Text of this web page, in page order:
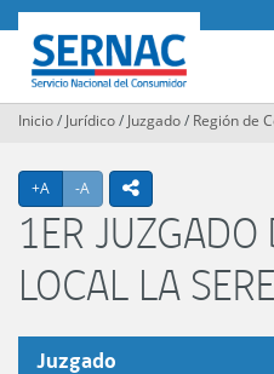
Contenido
principalSERNAC
Inicio/ Jurídico/ Juzgado/ Región de
+A Agrandar texto
-A Achicar textoicono compartir
1ER JUZGADO
LOCAL LA
Juzgado